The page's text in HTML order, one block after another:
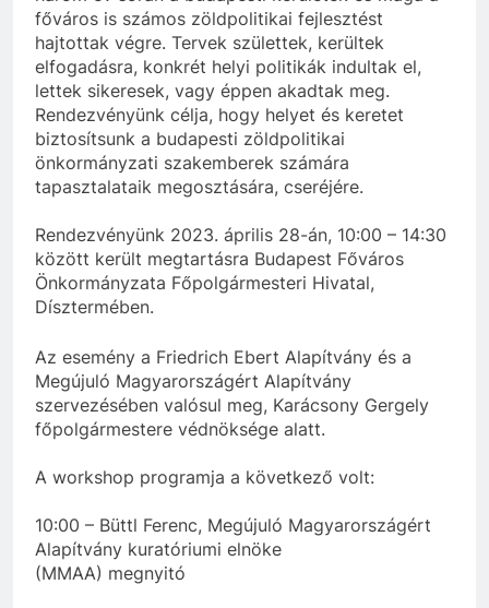
főváros is számos zöldpolitikai fejlesztést
hajtottak végre. Tervek születtek, kerültek
elfogadásra, konkrét helyi politikák indultak el,
lettek sikeresek, vagy éppen akadtak meg.
Rendezvényünk célja, hogy helyet és keretet
biztosítsunk a budapesti zöldpolitikai
önkormányzati szakemberek számára
tapasztalataik megosztására, cseréjére.
Rendezvényünk 2023. április 28-án, 10:00 – 14:30
között került megtartásra Budapest Főváros
Önkormányzata Főpolgármesteri Hivatal,
Dísztermében.
Az esemény a Friedrich Ebert Alapítvány és a
Megújuló Magyarországért Alapítvány
szervezésében valósul meg, Karácsony Gergely
főpolgármestere védnöksége alatt.
A workshop programja a következő volt:
10:00 – Büttl Ferenc, Megújuló Magyarországért
Alapítvány kuratóriumi elnöke
(MMAA) megnyitó